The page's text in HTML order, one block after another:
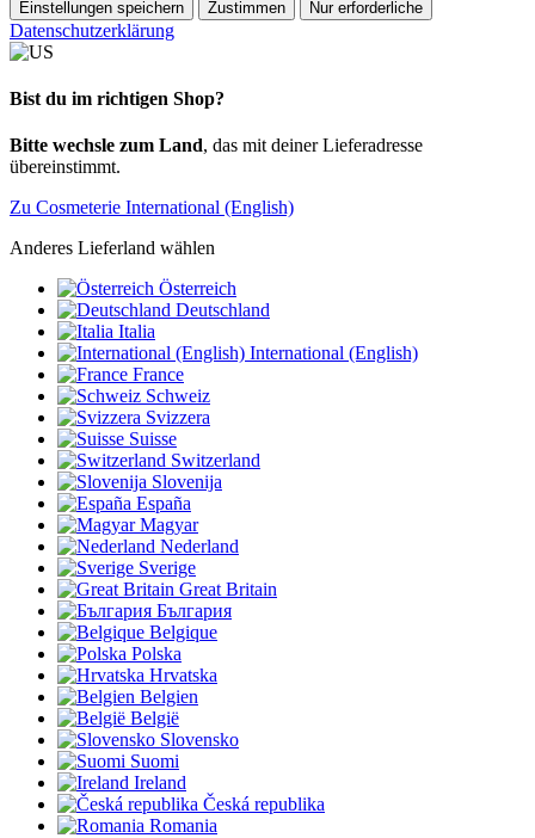
Einstellungen speichern Zustimmen Nur erforderliche
Datenschutzerklärung
Bist du im richtigen Shop?
Bitte wechsle zum Land, das mit deiner Lieferadresse
übereinstimmt.
Zu Cosmeterie International (English)
Anderes Lieferland wählen
Österreich
Deutschland
Italia
International (English)
France
Schweiz
Svizzera
Suisse
Switzerland
Slovenija
España
Magyar
Nederland
Sverige
Great Britain
България
Belgique
Polska
Hrvatska
Belgien
België
Slovensko
Suomi
Ireland
Česká republika
Romania